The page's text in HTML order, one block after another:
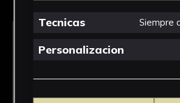
Tecnicas Siempre
Personalizacion